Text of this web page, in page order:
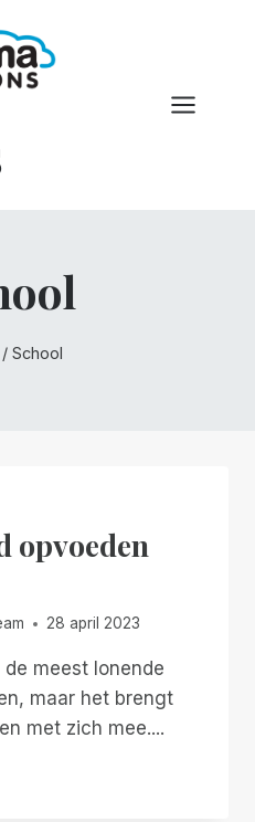
/ School
opvoeden
28 april 2023
meest lonende
maar het brengt
met zich mee....